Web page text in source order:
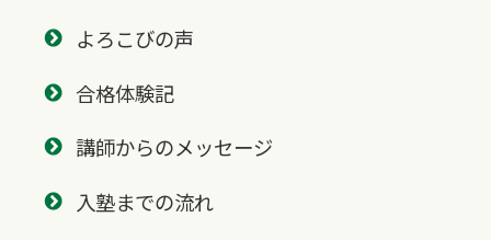
よろこびの声
合格体験記
講師からのメッセージ
入塾までの流れ